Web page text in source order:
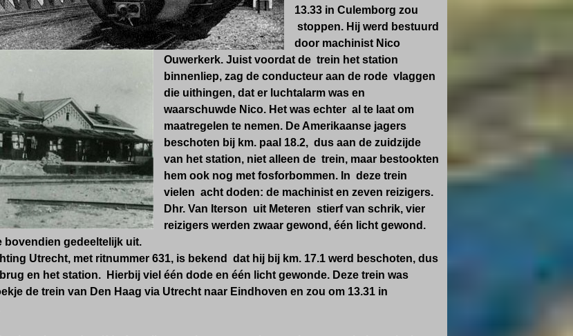
13.33 in Culemborg zou
stoppen.Hij werd bestuurd
door machinist Nico
Ouwerkerk. Juist voordat de trein het station
binnenliep, zag de conducteur aan de rode vlaggen
die uithingen, dat er luchtalarm was en
waarschuwde Nico. Het was echter al te laat om
maatregelen te nemen. De Amerikaanse jagers
beschoten bij km. paal 18.2, dus aan de zuidzijde
van het station, niet alleen de trein, maar bestookten
hem ook nog met fosforbommen. In deze trein
vielen acht doden: de machinist en zeven reizigers.
Dhr. Van Iterson uit Meteren stierf van schrik, vier
reizigers werden zwaar gewond, één licht gewond.
bovendien gedeeltelijk uit.
Utrecht, met ritnummer 631, is bekend
dat hij bij km. 17.1 werd beschoten, dus
en het station. Hierbij viel één dode en één licht gewonde. Deze trein was
de trein van Den Haag via Utrecht naar Eindhoven en zou om 13.31 in